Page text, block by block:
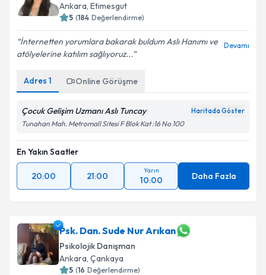
Ankara, Etimesgut
5 (184 Değerlendirme)
İnternetten yorumlara bakarak buldum Aslı Hanımı ve
atölyelerine katılım sağlıyoruz...
Devamı
Adres 1 Online Görüşme
Çocuk Gelişim Uzmanı Aslı Tuncay Haritada Göster
Tunahan Mah. Metromall Sitesi F Blok Kat :16 No 100
En Yakın Saatler
20:00 21:00
Yarın
10:00 Daha Fazla
Psk. Dan. Sude Nur Arıkan
Psikolojik Danışman
Ankara, Çankaya
5 (16 Değerlendirme)